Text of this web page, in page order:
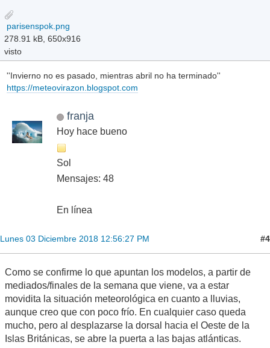
parisenspok.png
278.91 kB, 650x916
visto
''Invierno no es pasado, mientras abril no ha terminado''
https://meteovirazon.blogspot.com
franja
Hoy hace bueno
Sol
Mensajes: 48
En línea
Lunes 03 Diciembre 2018 12:56:27 PM #4
Como se confirme lo que apuntan los modelos, a partir de
mediados/finales de la semana que viene, va a estar
movidita la situación meteorológica en cuanto a lluvias,
aunque creo que con poco frío. En cualquier caso queda
mucho, pero al desplazarse la dorsal hacia el Oeste de la
Islas Británicas, se abre la puerta a las bajas atlánticas.